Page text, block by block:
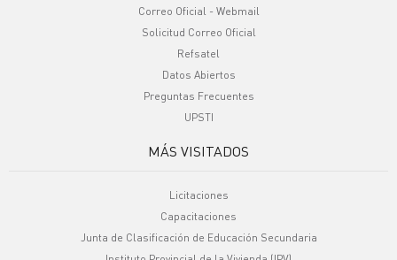
Correo Oficial - Webmail
Solicitud Correo Oficial
Refsatel
Datos Abiertos
Preguntas Frecuentes
UPSTI
MÁS VISITADOS
Licitaciones
Capacitaciones
Junta de Clasificación de Educación Secundaria